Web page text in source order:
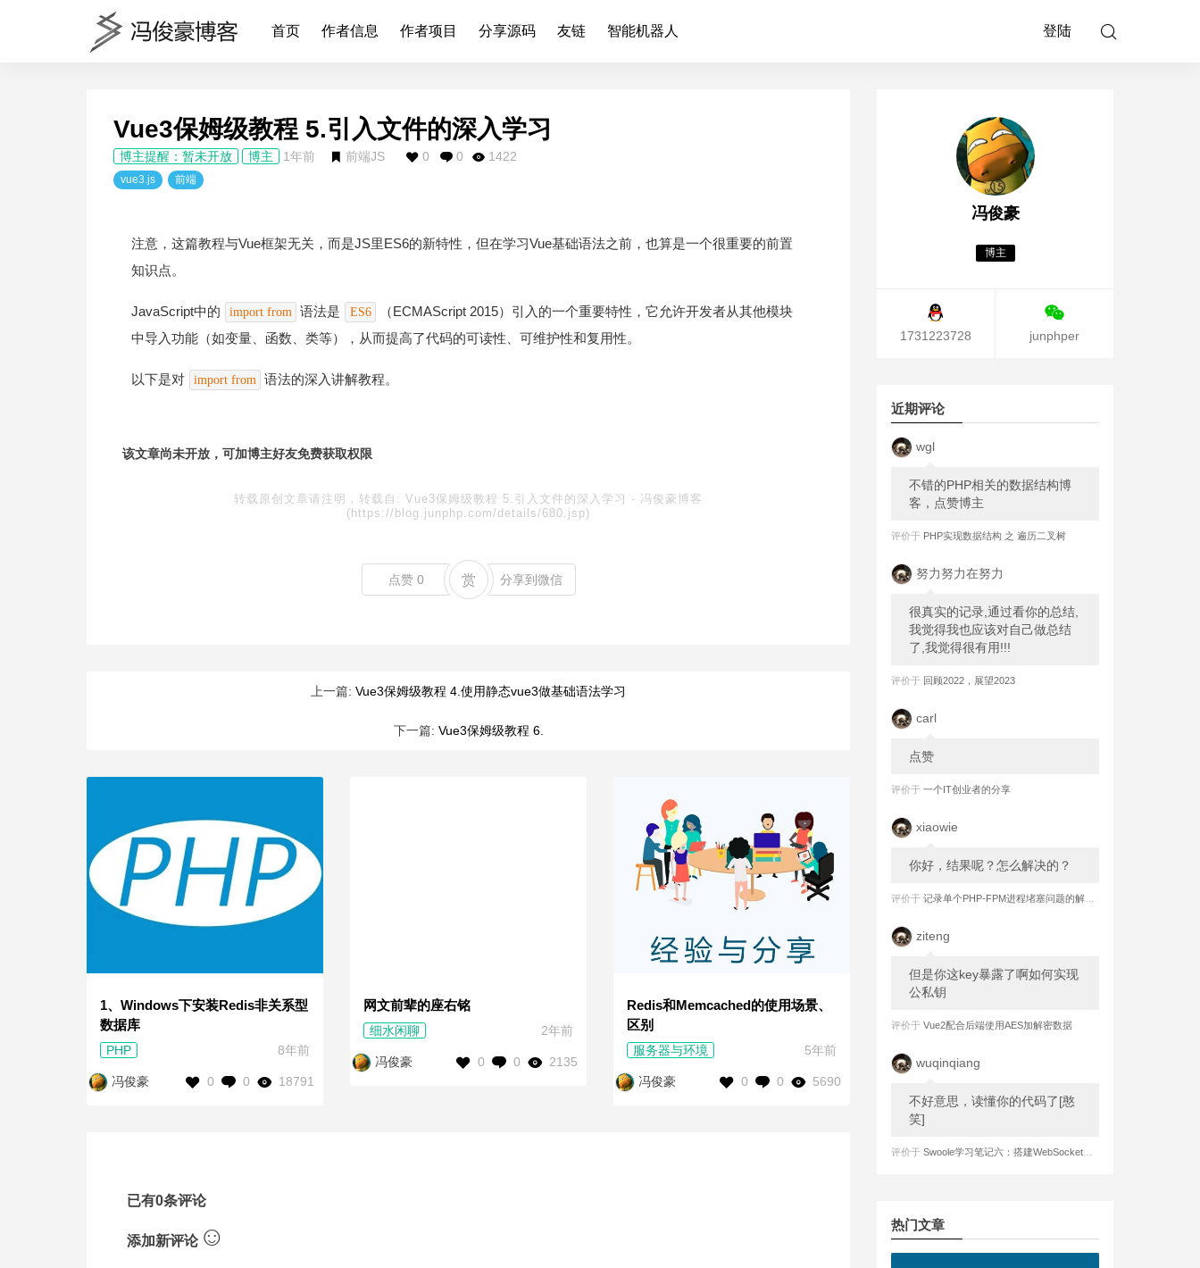
首页 作者信息 作者项目 分享源码 友链 智能机器人 登陆
Vue3保姆级教程 5.引入文件的深入学习
博主提醒：暂未开放 博主 1年前 前端JS 0 0 1422
vue3.js 前端
注意，这篇教程与Vue框架无关，而是JS里ES6的新特性，但在学习Vue基础语法之前，也算是一个很重要的前置
知识点。
JavaScript中的 import from 语法是 ES6
（ECMAScript 2015）引入的一个重要特性，它允许开发者从其他模块
中导入功能（如变量、函数、类等），从而提高了代码的可读性、可维护性和复用性。
以下是对 import from 语法的深入讲解教程。
该文章尚未开放，可加博主好友免费获取权限
转载原创文章请注明，转载自: Vue3保姆级教程 5.引入文件的深入学习 - 冯俊豪博客
(https://blog.junphp.com/details/680.jsp)
点赞 0 赏 分享到微信
上一篇: Vue3保姆级教程 4.使用静态vue3做基础语法学习
下一篇: Vue3保姆级教程 6.
1、Windows下安装Redis非关系型
数据库
PHP 8年前
冯俊豪 18791
0
0
网文前辈的座右铭
细水闲聊 2年前
冯俊豪 2135
0
0
Redis和Memcached的使用场景、
区别
服务器与环境 5年前
冯俊豪 5690
0
0
已有0条评论
添加新评论☺
冯俊豪
博主
1731223728 junphper
近期评论
wgl
不错的PHP相关的数据结构博
客，点赞博主
评价于 PHP实现数据结构 之 遍历二叉树
努力努力在努力
很真实的记录,通过看你的总结,
我觉得我也应该对自己做总结
了,我觉得很有用!!!
评价于 回顾2022，展望2023
carl
点赞
评价于 一个IT创业者的分享
xiaowie
你好，结果呢？怎么解决的？
评价于 记录单个PHP-FPM进程堵塞问题的解决过程
ziteng
但是你这key暴露了啊如何实现
公私钥
评价于 Vue2配合后端使用AES加解密数据
wuqinqiang
不好意思，读懂你的代码了[憨
笑]
评价于 Swoole学习笔记六：搭建WebSocket长连接 之 服务端实现强制心跳检测
热门文章